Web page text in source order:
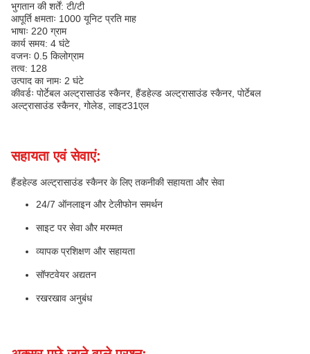
भुगतान की शर्तें: टी/टी
आपूर्ति क्षमताः 1000 यूनिट प्रति माह
भाषाः 220 ग्राम
कार्य समय: 4 घंटे
वजनः 0.5 किलोग्राम
तत्व: 128
उत्पाद का नामः 2 घंटे
कीवर्डः पोर्टेबल अल्ट्रासाउंड स्कैनर, हैंडहेल्ड अल्ट्रासाउंड स्कैनर, पोर्टेबल
अल्ट्रासाउंड स्कैनर, गोलेड, लाइट31एल
सहायता एवं सेवाएं:
हैंडहेल्ड अल्ट्रासाउंड स्कैनर के लिए तकनीकी सहायता और सेवा
24/7 ऑनलाइन और टेलीफोन समर्थन
साइट पर सेवा और मरम्मत
व्यापक प्रशिक्षण और सहायता
सॉफ्टवेयर अद्यतन
रखरखाव अनुबंध